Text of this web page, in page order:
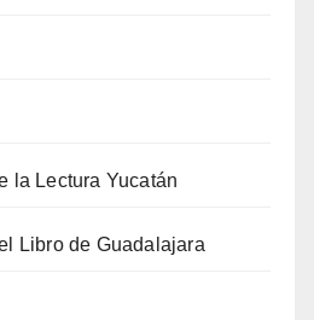
la Lectura Yucatán
Libro de Guadalajara